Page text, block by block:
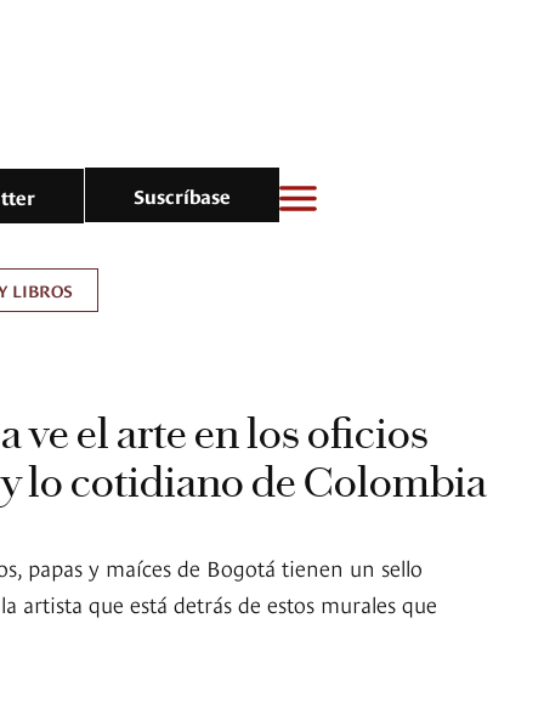
Suscríbase
LIBROS
ve el arte en los oficios
lo cotidiano de Colombia
papas y maíces de Bogotá tienen un sello
artista que está detrás de estos murales que